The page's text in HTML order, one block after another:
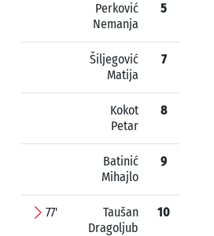
Perković
Nemanja
5
Šiljegović
Matija
7
Kokot
Petar
8
Batinić
Mihajlo
9
77'
Taušan
Dragoljub
10